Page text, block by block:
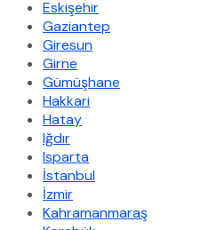
Eskişehir
Gaziantep
Giresun
Girne
Gümüşhane
Hakkari
Hatay
Iğdır
Isparta
İstanbul
İzmir
Kahramanmaraş